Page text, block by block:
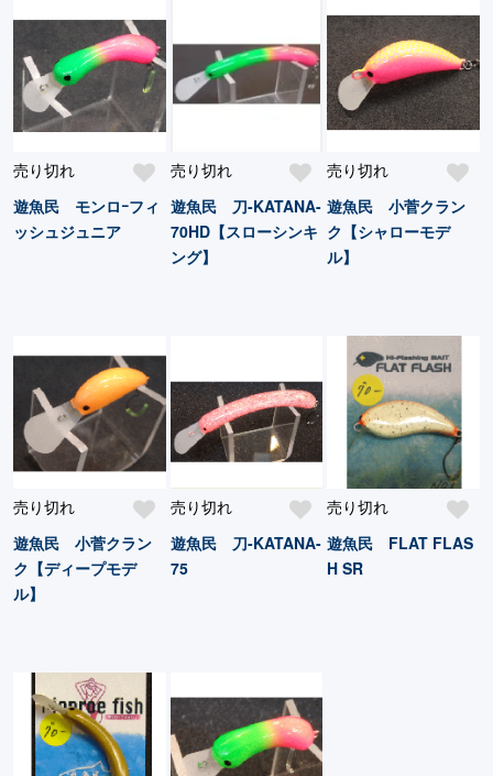
売り切れ
遊魚民 モンロｰフィ
ッシュジュニア
売り切れ
遊魚民 刀-KATANA-
70HD【スローシンキ
ング】
売り切れ
遊魚民 小菅クラン
ク【シャローモデ
ル】
売り切れ
遊魚民 小菅クラン
ク【ディープモデ
ル】
売り切れ
遊魚民 刀-KATANA-
75
売り切れ
遊魚民 FLAT FLAS
H SR